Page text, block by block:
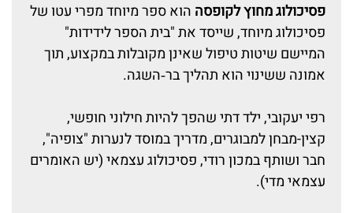
פסיכולוג מחוץ לקופסה הוא ספר מיוחד מפרי עטו של
פסיכולוג מיוחד, שייסד את "בית הספר לידידות"
המיישם שיטות טיפול שאינן מקובלות במקצוע, תוך
אמונה ששינוי הוא תהליך בר‑השגה.
רפי יעקובי, ילד דתי שהפך להיות חילוני חופשי,
קצין-מבחן למבוגרים, מדריך במוסד לנערות "צופיה",
חבר ושותף במכון רודי, פסיכולוג עצמאי (יש האומרים
עצמאי מדי).